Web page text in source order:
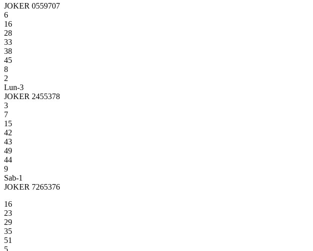
JOKER 0559707
6
16
28
33
38
45
8
2
Lun-3
JOKER 2455378
3
7
15
42
43
49
44
9
Sab-1
JOKER 7265376
16
23
29
35
51
5